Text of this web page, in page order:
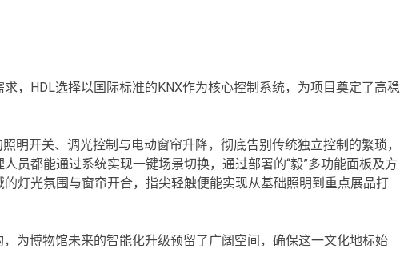
，HDL选择以国际标准的KNX作为核心控制系统，为项目奠定了高稳
明开关、调光控制与电动窗帘升降，彻底告别传统独立控制的繁琐，
员都能通过系统实现一键场景切换，通过部署的“毅”多功能面板及方
灯光氛围与窗帘开合，指尖轻触便能实现从基础照明到重点展品打
为博物馆未来的智能化升级预留了广阔空间，确保这一文化地标始